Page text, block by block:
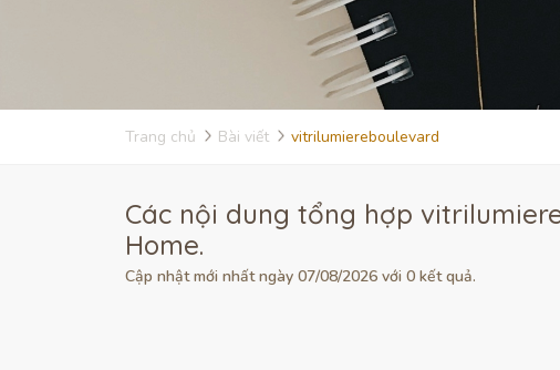
Trang chủ Bài viết vitrilumiereboulevard
Các nội dung tổng hợp
Home.
Cập nhật mới nhất ngày 07/08/2026 với 0 kết quả.